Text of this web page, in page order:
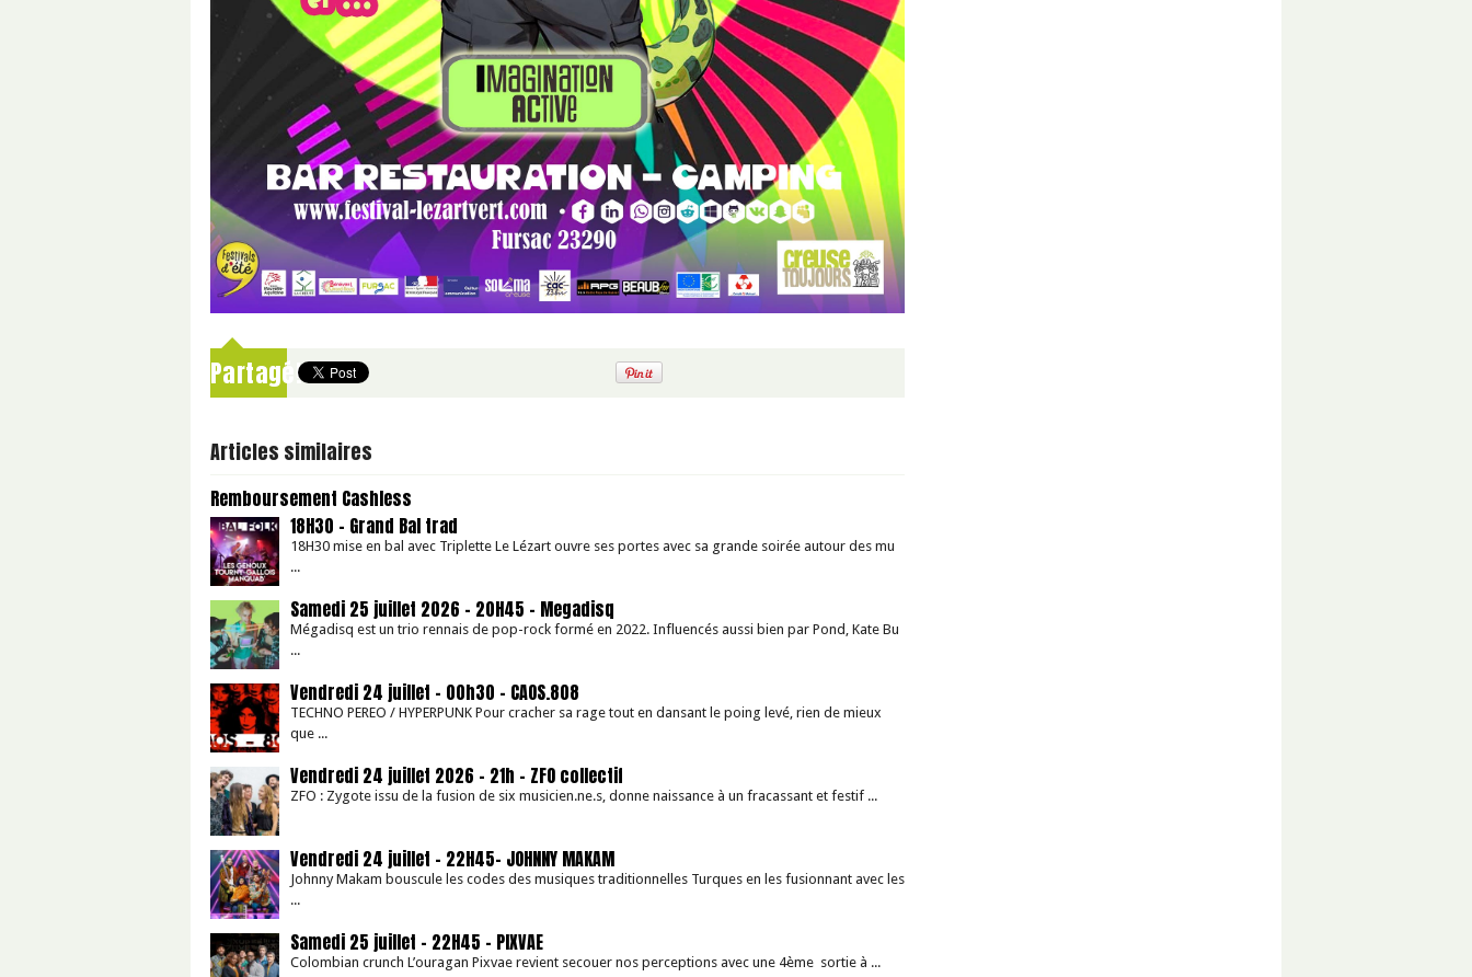
18H30 – Grand
Bal trad
20H45 –
Partagé!
Articles similaires
Remboursement Cashless
18H30 – Grand Bal trad
18H30 mise en bal avec Triplette Le Lézart ouvre ses portes avec sa grande soirée autour des mu
...
Samedi 25 juillet 2026 – 20H45 – Megadisq
Mégadisq est un trio rennais de pop-rock formé en 2022. Influencés aussi bien par Pond, Kate Bu
...
Vendredi 24 juillet – 00h30 – CAOS.808
TECHNO PEREO / HYPERPUNK Pour cracher sa rage tout en dansant le poing levé, rien de mieux
que ...
Vendredi 24 juillet 2026 – 21h – ZFO collectif
ZFO : Zygote issu de la fusion de six musicien.ne.s, donne naissance à un fracassant et festif ...
Vendredi 24 juillet – 22H45- JOHNNY MAKAM
Johnny Makam bouscule les codes des musiques traditionnelles Turques en les fusionnant avec les
...
Samedi 25 juillet – 22H45 – PIXVAE
Colombian crunch L’ouragan Pixvae revient secouer nos perceptions avec une 4ème sortie à ...